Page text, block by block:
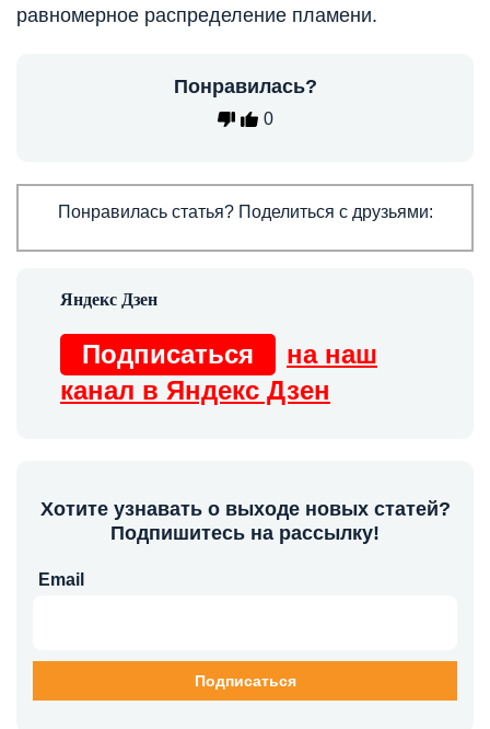
равномерное распределение пламени.
Понравилась?
0
Понравилась статья? Поделиться с друзьями:
Подписаться
на наш
канал в Яндекс Дзен
Хотите узнавать о выходе новых статей?
Подпишитесь на рассылку!
Email